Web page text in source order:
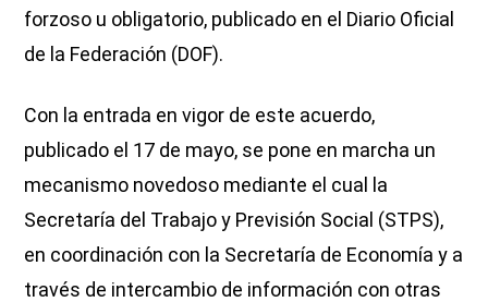
forzoso u obligatorio, publicado en el Diario Oficial
de la Federación (DOF).
Con la entrada en vigor de este acuerdo,
publicado el 17 de mayo, se pone en marcha un
mecanismo novedoso mediante el cual la
Secretaría del Trabajo y Previsión Social (STPS),
en coordinación con la Secretaría de Economía y a
través de intercambio de información con otras